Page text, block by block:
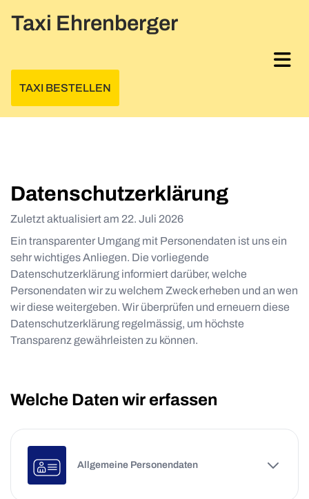
Taxi Ehrenberger
TAXI BESTELLEN
Datenschutzerklärung
Zuletzt aktualisiert am 22. Juli 2026
Ein transparenter Umgang mit Personendaten ist uns ein
sehr wichtiges Anliegen. Die vorliegende
Datenschutzerklärung informiert darüber, welche
Personendaten wir zu welchem Zweck erheben und an wen
wir diese weitergeben. Wir überprüfen und erneuern diese
Datenschutzerklärung regelmässig, um höchste
Transparenz gewährleisten zu können.
Welche Daten wir erfassen
Allgemeine Personendaten